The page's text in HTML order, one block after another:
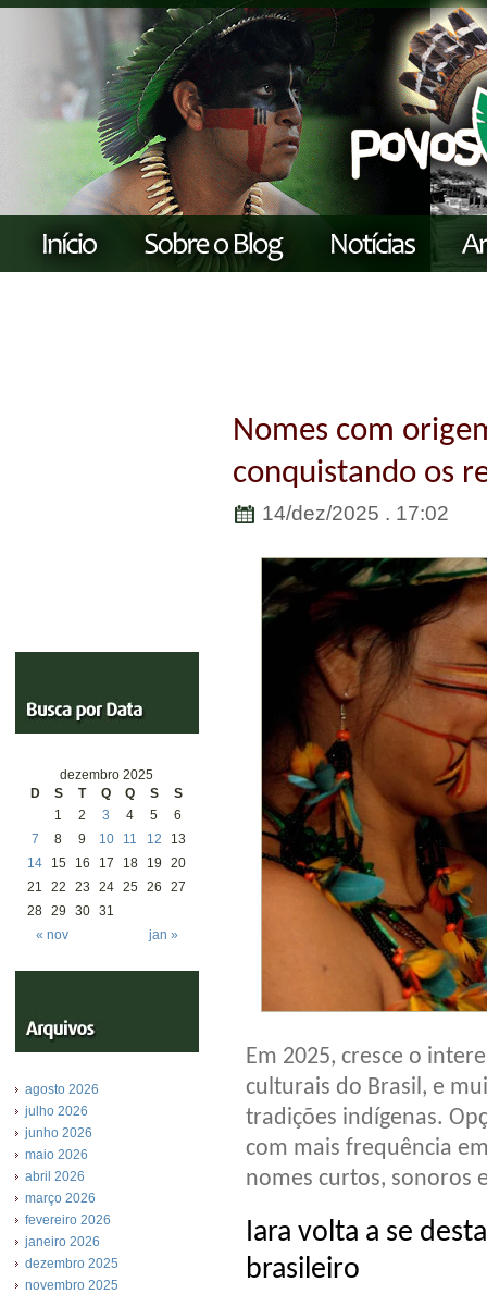
dezembro 2025
D
S T Q Q S S
« nov jan »
1 2 3 4 5
6
7
8 9 10 11 12
13
14
15 16 17 18 19
20
21
22 23 24 25 26
27
28 29 30 31
agosto 2026
julho 2026
junho 2026
maio 2026
abril 2026
março 2026
fevereiro 2026
janeiro 2026
dezembro 2025
novembro 2025
Nomes com
conquistando os
14/dez/2025 . 17:02
Em 2025, cresce o
culturais do Brasil, e
tradições indígenas.
com mais frequência
nomes curtos, sonoros
Iara volta a se
brasileiro